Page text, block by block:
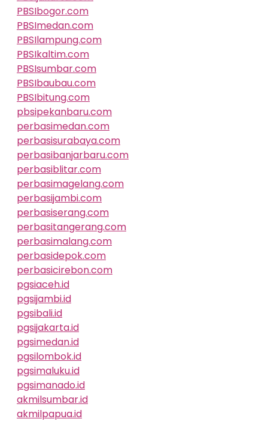
PBSIbogor.com
PBSImedan.com
PBSIlampung.com
PBSIkaltim.com
PBSIsumbar.com
PBSIbaubau.com
PBSIbitung.com
pbsipekanbaru.com
perbasimedan.com
perbasisurabaya.com
perbasibanjarbaru.com
perbasiblitar.com
perbasimagelang.com
perbasijambi.com
perbasiserang.com
perbasitangerang.com
perbasimalang.com
perbasidepok.com
perbasicirebon.com
pgsiaceh.id
pgsijambi.id
pgsibali.id
pgsijakarta.id
pgsimedan.id
pgsilombok.id
pgsimaluku.id
pgsimanado.id
akmilsumbar.id
akmilpapua.id